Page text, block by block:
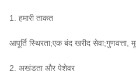
1. हमारी ताकत
आपूर्ति स्थिरता;एक बंद खरीद सेवा;गुणवत्ता,
2. अखंडता और पेशेवर